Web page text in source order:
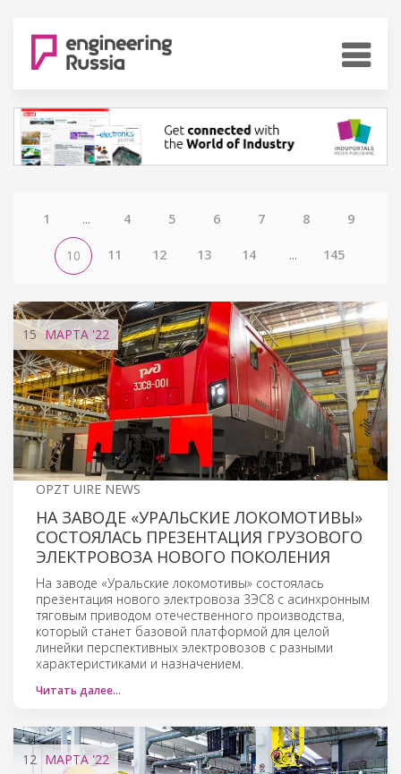
1 ... 4 5 6 7 8 9
10 11 12 13 14 ... 145
15 МАРТА '22
OPZT UIRE NEWS
НА ЗАВОДЕ «УРАЛЬСКИЕ ЛОКОМОТИВЫ»
СОСТОЯЛАСЬ ПРЕЗЕНТАЦИЯ ГРУЗОВОГО
ЭЛЕКТРОВОЗА НОВОГО ПОКОЛЕНИЯ
На заводе «Уральские локомотивы» состоялась
презентация нового электровоза 3ЭС8 с асинхронным
тяговым приводом отечественного производства,
который станет базовой платформой для целой
линейки перспективных электровозов с разными
характеристиками и назначением.
Читать далее…
12 МАРТА'22